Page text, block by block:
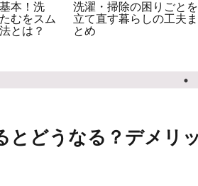
本！洗
むをスム
とは？
洗濯・掃除の困りごとを
立て直す暮らしの工夫ま
とめ
とどうなる？デメリ